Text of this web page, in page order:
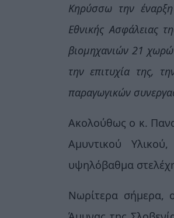
Κηρύσσω την έναρξη
Εθνικής Ασφάλειας
βιομηχανιών 21
την επιτυχία της,
παραγωγικών
Ακολούθως ο κ.
Αμυντικού
υψηλόβαθμα
Νωρίτερα σήμερα,